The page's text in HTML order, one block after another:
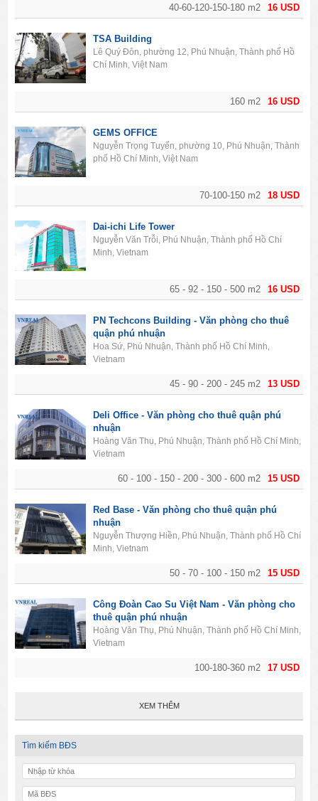
16 USD
40-60-120-150-180 m2
16 USD
160 m2
TSA Building
Lê Quý Đôn, phường 12, Phú Nhuận, Thành phố Hồ
Chí Minh, Việt Nam
18 USD
70-100-150 m2
GEMS OFFICE
Nguyễn Trọng Tuyển, phường 10, Phú Nhuận, Thành
phố Hồ Chí Minh, Việt Nam
16 USD
65 - 92 - 150 - 500 m2
Dai-ichi Life Tower
Nguyễn Văn Trỗi, Phú Nhuận, Thành phố Hồ Chí
Minh, Vietnam
13 USD
45 - 90 - 200 - 245 m2
PN Techcons Building - Văn phòng cho thuê
quận phú nhuận
Hoa Sứ, Phú Nhuận, Thành phố Hồ Chí Minh,
Vietnam
15 USD
60 - 100 - 150 - 200 - 300 - 600 m2
Deli Office - Văn phòng cho thuê quận phú
nhuận
Hoàng Văn Thụ, Phú Nhuận, Thành phố Hồ Chí Minh,
Vietnam
15 USD
50 - 70 - 100 - 150 m2
Red Base - Văn phòng cho thuê quận phú
nhuận
Nguyễn Thượng Hiền, Phú Nhuận, Thành phố Hồ Chí
Minh, Vietnam
17 USD
100-180-360 m2
Công Đoàn Cao Su Việt Nam - Văn phòng cho
thuê quận phú nhuận
Hoàng Văn Thụ, Phú Nhuận, Thành phố Hồ Chí Minh,
Vietnam
XEM THÊM
Tìm kiếm BĐS